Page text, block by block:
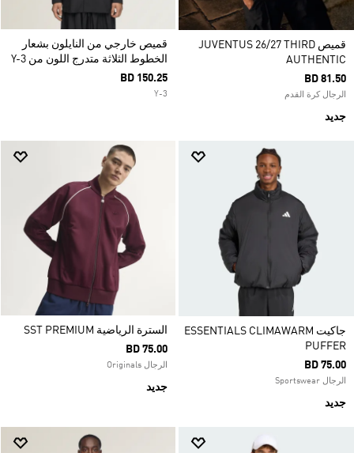
قميص JUVENTUS 26/27 THIRD
AUTHENTIC
BD 81.50
الرجال كرة القدم
جديد
قميص خارجي من النايلون بشعار
الخطوط الثلاثة متدرج اللون من Y-3
BD 150.25
Y-3
جاكيت ESSENTIALS CLIMAWARM
PUFFER
BD 75.00
الرجال Sportswear
جديد
السترة الرياضية SST PREMIUM
BD 75.00
الرجال Originals
جديد